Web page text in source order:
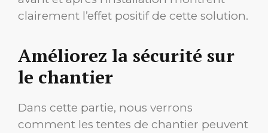
clairement l’effet positif de cette solution.
Améliorez la sécurité sur
le chantier
Dans cette partie, nous verrons
comment les tentes de chantier peuvent